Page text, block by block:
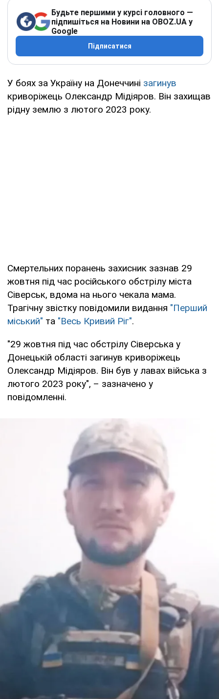
Будьте першими у курсі головного —
підпишіться на Новини на OBOZ.UA у
Google
Підписатися
У боях за Україну на Донеччині загинув
криворіжець Олександр Мідіяров. Він захищав
рідну землю з лютого 2023 року.
Смертельних поранень захисник зазнав 29
жовтня під час російського обстрілу міста
Сіверськ, вдома на нього чекала мама.
Трагічну звістку повідомили видання "Перший
міський" та "Весь Кривий Ріг".
"29 жовтня під час обстрілу Сіверська у
Донецькій області загинув криворіжець
Олександр Мідіяров. Він був у лавах війська з
лютого 2023 року", – зазначено у
повідомленні.